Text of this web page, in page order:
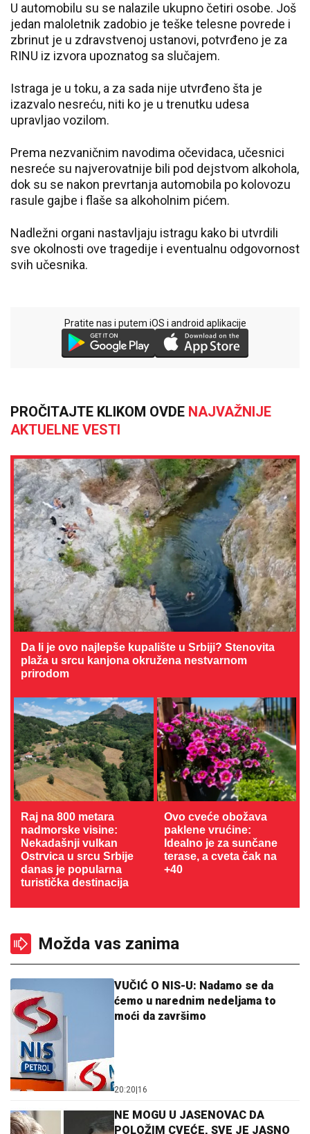
U automobilu su se nalazile ukupno četiri osobe. Još
jedan maloletnik zadobio je teške telesne povrede i
zbrinut je u zdravstvenoj ustanovi, potvrđeno je za
RINU iz izvora upoznatog sa slučajem.
Istraga je u toku, a za sada nije utvrđeno šta je
izazvalo nesreću, niti ko je u trenutku udesa
upravljao vozilom.
Prema nezvaničnim navodima očevidaca, učesnici
nesreće su najverovatnije bili pod dejstvom alkohola,
dok su se nakon prevrtanja automobila po kolovozu
rasule gajbe i flaše sa alkoholnim pićem.
Nadležni organi nastavljaju istragu kako bi utvrdili
sve okolnosti ove tragedije i eventualnu odgovornost
svih učesnika.
Pratite nas i putem iOS i android aplikacije
PROČITAJTE KLIKOM OVDE NAJVAŽNIJE
AKTUELNE VESTI
Da li je ovo najlepše kupalište u Srbiji? Stenovita
plaža u srcu kanjona okružena nestvarnom
prirodom
Raj na 800 metara
nadmorske visine:
Nekadašnji vulkan
Ostrvica u srcu Srbije
danas je popularna
turistička destinacija
Ovo cveće obožava
paklene vrućine:
Idealno je za sunčane
terase, a cveta čak na
+40
Možda vas zanima
VUČIĆ O NIS-U: Nadamo se da
ćemo u narednim nedeljama to
moći da završimo
20:20 16
NE MOGU U JASENOVAC DA
POLOŽIM CVEĆE, SVE JE JASNO